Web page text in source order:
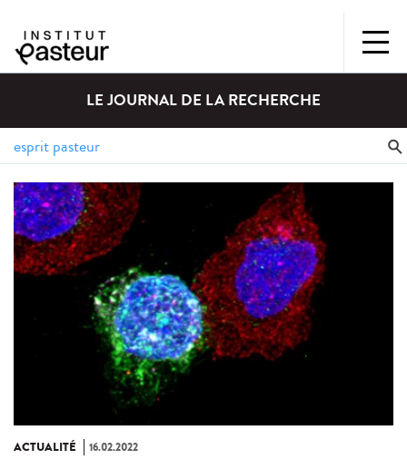
LE JOURNAL DE LA RECHERCHE
ACTUALITÉ 16.02.2022